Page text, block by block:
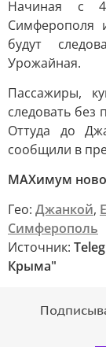
Начиная с
Симферополя
будут
Урожайная.
Пассажиры,
следовать без
Оттуда до
сообщили в
MAXимум
Гео: Джанкой,
Симферополь
Источник:
Крыма"